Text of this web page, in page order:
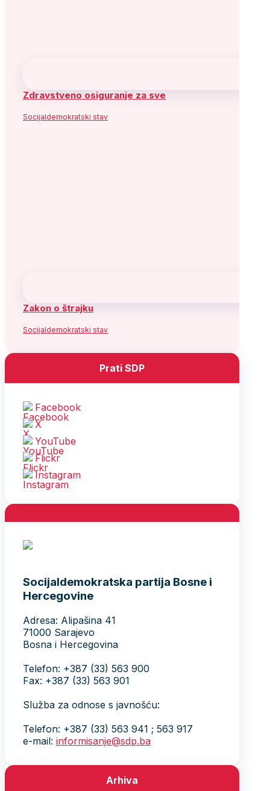
Zdravstveno osiguranje za sve
Socijaldemokratski stav
Zakon o štrajku
Socijaldemokratski stav
Prati SDP
Facebook
X
YouTube
Flickr
Instagram
Socijaldemokratska partija Bosne i
Hercegovine
Adresa: Alipašina 41
71000 Sarajevo
Bosna i Hercegovina
Telefon: +387 (33) 563 900
Fax: +387 (33) 563 901
Služba za odnose s javnošću:
Telefon: +387 (33) 563 941 ; 563 917
e-mail: informisanje@sdp.ba
Arhiva